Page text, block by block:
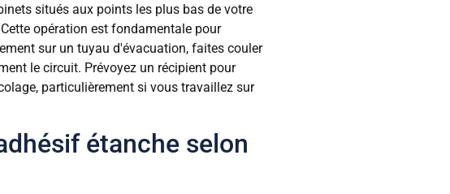
situés aux points les plus bas de votre
opération est fondamentale pour
sur un tuyau d'évacuation, faites couler
le circuit. Prévoyez un récipient pour
particulièrement si vous travaillez sur
étanche selon